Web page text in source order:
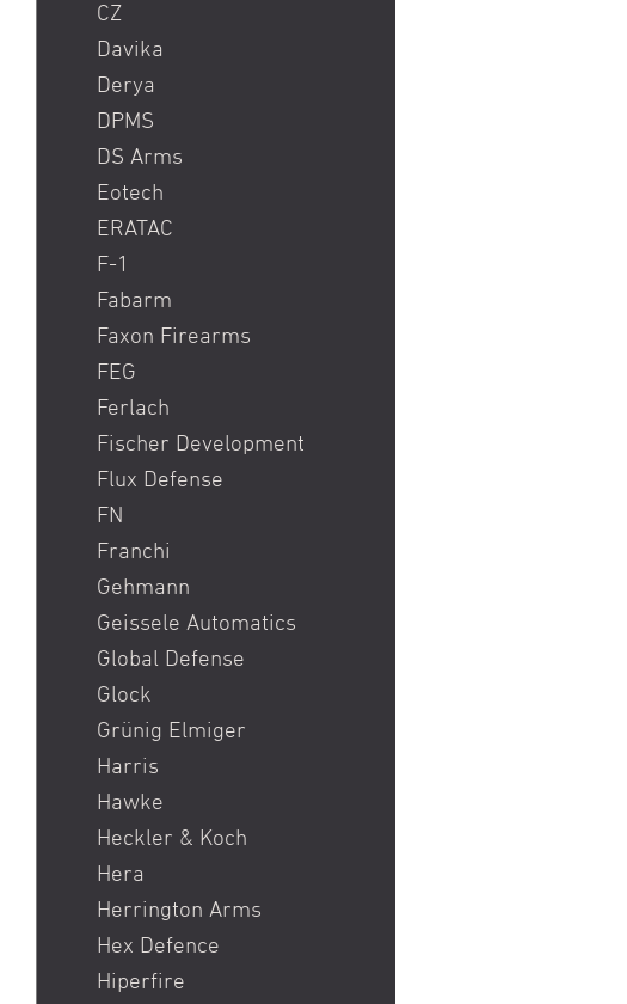
CZ
Davika
Derya
DPMS
DS Arms
Eotech
ERATAC
F-1
Fabarm
Faxon Firearms
FEG
Ferlach
Fischer Development
Flux Defense
FN
Franchi
Gehmann
Geissele Automatics
Global Defense
Glock
Grünig Elmiger
Harris
Hawke
Heckler & Koch
Hera
Herrington Arms
Hex Defence
Hiperfire